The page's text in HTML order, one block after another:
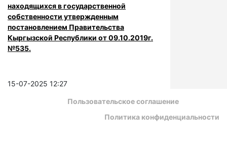
находящихся в государственной
собственности утвержденным
постановлением Правительства
Кыргызской Республики от 09.10.2019г.
№535.
15-07-2025 12:27
Пользовательское соглашение
Политика конфиденциальности